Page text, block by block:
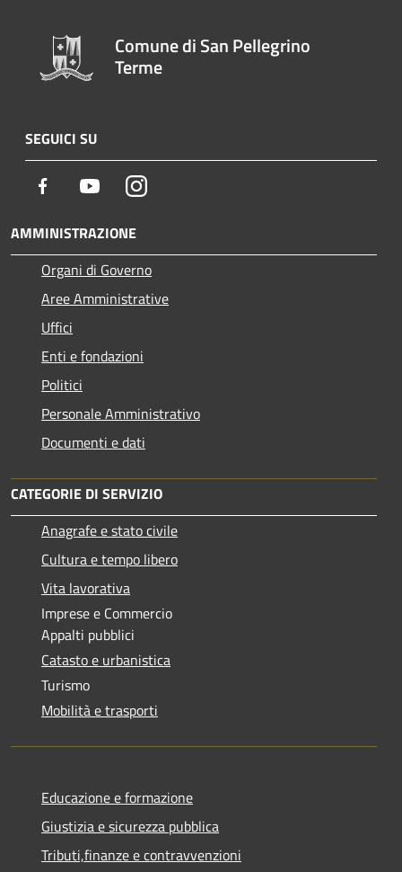
Comune di San Pellegrino
Terme
SEGUICI SU
Facebook YoutubeInstagram
AMMINISTRAZIONE
Organi di Governo
Aree Amministrative
Uffici
Enti e fondazioni
Politici
Personale Amministrativo
Documenti e dati
CATEGORIE DI SERVIZIO
Anagrafe e stato civile
Cultura e tempo libero
Vita lavorativa
Imprese e Commercio
Appalti pubblici
Catasto e urbanistica
Turismo
Mobilità e trasporti
Educazione e formazione
Giustizia e sicurezza pubblica
Tributi,finanze e contravvenzioni